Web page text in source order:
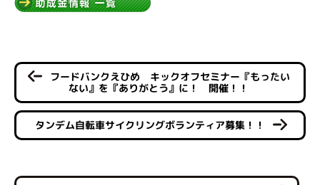
フードバンクえひめ キックオフセミナー『もったい
ない』を『ありがとう』に！ 開催！！
タンデム自転車サイクリングボランティア募集！！